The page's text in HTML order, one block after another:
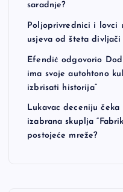
saradnje?
Poljoprivrednici i lovci
usjeva od šteta divljači
Efendić odgovorio
ima svoje autohtono
izbrisati historija“
Lukavac deceniju
izabrana skuplja
postojeće mreže?